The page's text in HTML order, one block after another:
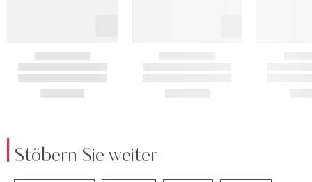
Stöbern Sie weiter